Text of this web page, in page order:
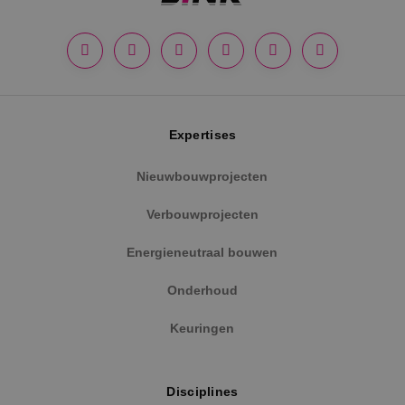
Expertises
Nieuwbouwprojecten
Verbouwprojecten
Energieneutraal bouwen
Onderhoud
Keuringen
Disciplines
Google Privacy Policy